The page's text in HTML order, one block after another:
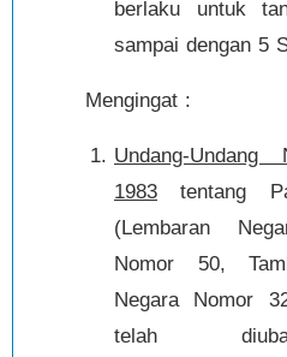
berlaku untuk
sampai dengan 5
Mengingat :
Undang-
1983 tentang
(Lembaran
Nomor 50,
Negara Nomor
telah